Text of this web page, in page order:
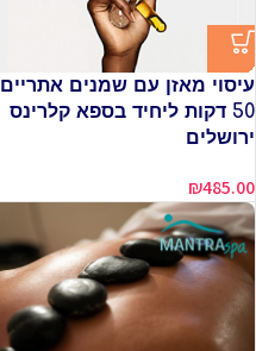
עיסוי מאזן עם שמנים אתריים
50 דקות ליחיד בספא קלרינס
ירושלים
₪485.00